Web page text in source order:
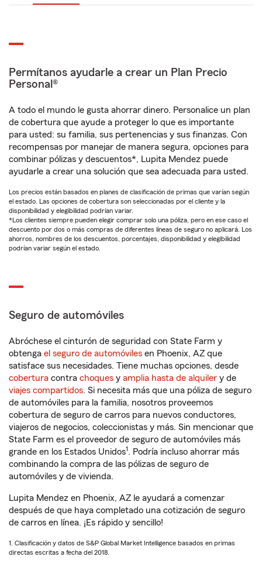
Permítanos ayudarle a crear un Plan Precio
Personal®
A todo el mundo le gusta ahorrar dinero. Personalice un plan
de cobertura que ayude a proteger lo que es importante
para usted: su familia, sus pertenencias y sus finanzas. Con
recompensas por manejar de manera segura, opciones para
combinar pólizas y descuentos*, Lupita Mendez puede
ayudarle a crear una solución que sea adecuada para usted.
Los precios están basados en planes de clasificación de primas que varían según
el estado. Las opciones de cobertura son seleccionadas por el cliente y la
disponibilidad y elegibilidad podrían variar.
*Los clientes siempre pueden elegir comprar solo una póliza, pero en ese caso el
descuento por dos o más compras de diferentes líneas de seguro no aplicará. Los
ahorros, nombres de los descuentos, porcentajes, disponibilidad y elegibilidad
podrían variar según el estado.
Seguro de automóviles
Abróchese el cinturón de seguridad con State Farm y
obtenga el seguro de automóviles en Phoenix, AZ que
satisface sus necesidades. Tiene muchas opciones, desde
cobertura contra choques y amplia hasta de alquiler y de
viajes compartidos. Si necesita más que una póliza de seguro
de automóviles para la familia, nosotros proveemos
cobertura de seguro de carros para nuevos conductores,
viajeros de negocios, coleccionistas y más. Sin mencionar que
State Farm es el proveedor de seguro de automóviles más
grande en los Estados Unidos1. Podría incluso ahorrar más
combinando la compra de las pólizas de seguro de
automóviles y de vivienda.
Lupita Mendez en Phoenix, AZ le ayudará a comenzar
después de que haya completado una cotización de seguro
de carros en línea. ¡Es rápido y sencillo!
1. Clasificación y datos de S&P Global Market Intelligence basados en primas
directas escritas a fecha del 2018.